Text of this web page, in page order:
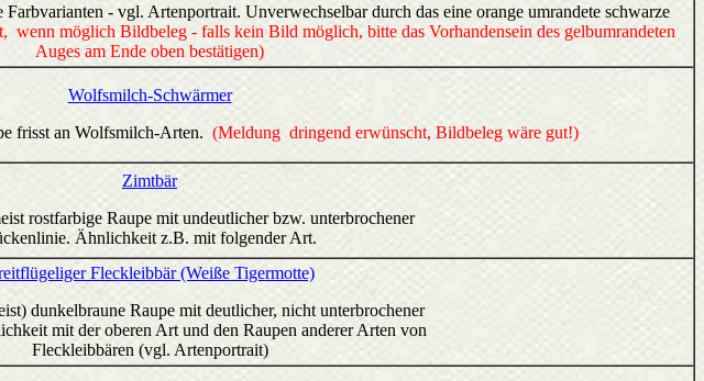
- vgl. Artenportrait. Unverwechselbar durch das eine orange umrandete schwarze
wenn möglich Bildbeleg - falls kein Bild möglich, bitte das Vorhandensein des gelbumrandeten
Auges am Ende oben bestätigen)
Wolfsmilch-Schwärmer
frisst an Wolfsmilch-Arten. (Meldung dringend erwünscht, Bildbeleg wäre gut!)
Zimtbär
rostfarbige Raupe mit undeutlicher bzw. unterbrochener
Ähnlichkeit z.B. mit folgender Art.
Fleckleibbär (Weiße Tigermotte)
dunkelbraune Raupe mit deutlicher, nicht unterbrochener
mit der oberen Art und den Raupen anderer Arten von
Fleckleibbären (vgl. Artenportrait)